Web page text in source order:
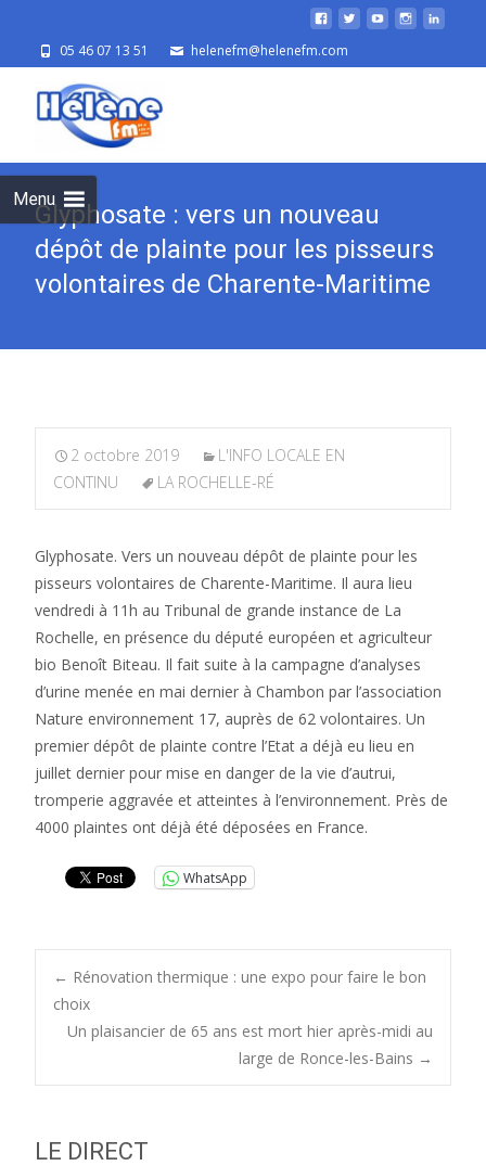
05 46 07 13 51 helenefm@helenefm.com
Menu
Glyphosate : vers un nouveau
dépôt de plainte pour les pisseurs
volontaires de Charente-Maritime
2 octobre 2019
L'INFO LOCALE EN
CONTINU
LA ROCHELLE-RÉ
Glyphosate. Vers un nouveau dépôt de plainte pour les
pisseurs volontaires de Charente-Maritime. Il aura lieu
vendredi à 11h au Tribunal de grande instance de La
Rochelle, en présence du député européen et agriculteur
bio Benoît Biteau. Il fait suite à la campagne d’analyses
d’urine menée en mai dernier à Chambon par l’association
Nature environnement 17, auprès de 62 volontaires. Un
premier dépôt de plainte contre l’Etat a déjà eu lieu en
juillet dernier pour mise en danger de la vie d’autrui,
tromperie aggravée et atteintes à l’environnement. Près de
4000 plaintes ont déjà été déposées en France.
WhatsApp
Post
navigation
← Rénovation thermique : une expo pour faire le bon
choix
Un plaisancier de 65 ans est mort hier après-midi au
large de Ronce-les-Bains →
LE DIRECT